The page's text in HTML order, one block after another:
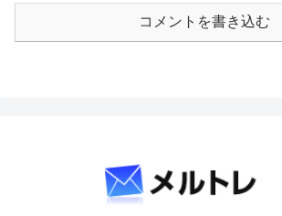
コメントを書き込む